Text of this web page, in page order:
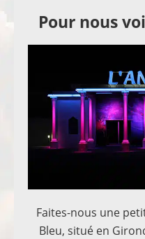
Pour nous
Faites-nous une
Bleu, situé en